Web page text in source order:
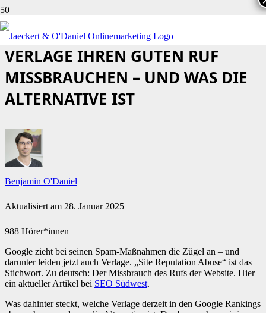
SITE REPUTATION ABUSE: WENN
VERLAGE IHREN GUTEN RUF
MISSBRAUCHEN – UND WAS DIE
ALTERNATIVE IST
Benjamin O'Daniel
Aktualisiert am 28. Januar 2025
988 Hörer*innen
Google zieht bei seinen Spam-Maßnahmen die Zügel an – und
darunter leiden jetzt auch Verlage. „Site Reputation Abuse“ ist das
Stichwort. Zu deutsch: Der Missbrauch des Rufs der Website. Hier
ein aktueller Artikel bei SEO Südwest.
Was dahinter steckt, welche Verlage derzeit in den Google Rankings